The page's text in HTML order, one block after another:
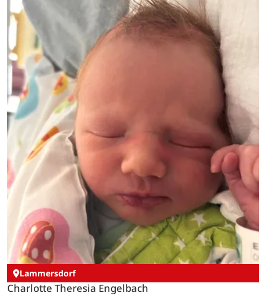
Lammersdorf
Charlotte Theresia Engelbach